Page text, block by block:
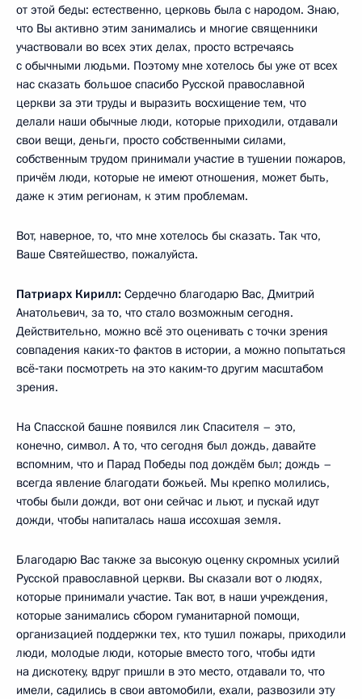
от этой беды: естественно, церковь была с народом. Знаю,
что Вы активно этим занимались и многие священники
участвовали во всех этих делах, просто встречаясь
с обычными людьми. Поэтому мне хотелось бы уже от всех
нас сказать большое спасибо Русской православной
церкви за эти труды и выразить восхищение тем, что
делали наши обычные люди, которые приходили, отдавали
свои вещи, деньги, просто собственными силами,
собственным трудом принимали участие в тушении пожаров,
причём люди, которые не имеют отношения, может быть,
даже к этим регионам, к этим проблемам.
Вот, наверное, то, что мне хотелось бы сказать. Так что,
Ваше Святейшество, пожалуйста.
Патриарх Кирилл: Сердечно благодарю Вас, Дмитрий
Анатольевич, за то, что стало возможным сегодня.
Действительно, можно всё это оценивать с точки зрения
совпадения каких‑то фактов в истории, а можно попытаться
всё‑таки посмотреть на это каким‑то другим масштабом
зрения.
На Спасской башне появился лик Спасителя – это,
конечно, символ. А то, что сегодня был дождь, давайте
вспомним, что и Парад Победы под дождём был; дождь –
всегда явление благодати божьей. Мы крепко молились,
чтобы были дожди, вот они сейчас и льют, и пускай идут
дожди, чтобы напиталась наша иссохшая земля.
Благодарю Вас также за высокую оценку скромных усилий
Русской православной церкви. Вы сказали вот о людях,
которые принимали участие. Так вот, в наши учреждения,
которые занимались сбором гуманитарной помощи,
организацией поддержки тех, кто тушил пожары, приходили
люди, молодые люди, которые вместо того, чтобы идти
на дискотеку, вдруг пришли в это место, отдавали то, что
имели, садились в свои автомобили, ехали, развозили эту